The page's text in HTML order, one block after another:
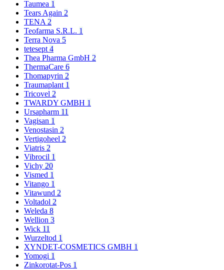
Taumea 1
Tears Again 2
TENA 2
Teofarma S.R.L. 1
Terra Nova 5
tetesept 4
Thea Pharma GmbH 2
ThermaCare 6
Thomapyrin 2
Traumaplant 1
Tricovel 2
TWARDY GMBH 1
Ursapharm 11
Vagisan 1
Venostasin 2
Vertigoheel 2
Viatris 2
Vibrocil 1
Vichy 20
Vismed 1
Vitango 1
Vitawund 2
Voltadol 2
Weleda 8
Wellion 3
Wick 11
Wurzeltod 1
XYNDET-COSMETICS GMBH 1
Yomogi 1
Zinkorotat-Pos 1